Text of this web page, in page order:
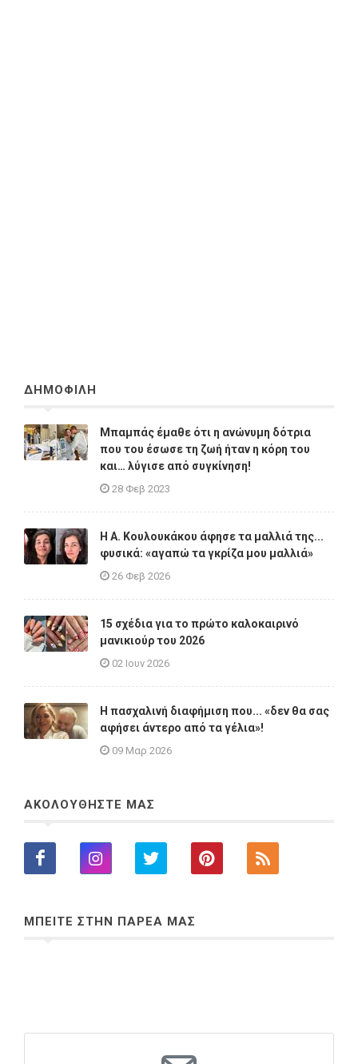
ΔΗΜΟΦΙΛΗ
Μπαμπάς έμαθε ότι η ανώνυμη δότρια
που του έσωσε τη ζωή ήταν η κόρη του
και… λύγισε από συγκίνηση!
28 Φεβ 2023
Η A. Κουλουκάκου άφησε τα μαλλιά της...
φυσικά: «αγαπώ τα γκρίζα μου μαλλιά»
26 Φεβ 2026
15 σχέδια για το πρώτο καλοκαιρινό
μανικιούρ του 2026
02 Ιουν 2026
Η πασχαλινή διαφήμιση που... «δεν θα σας
αφήσει άντερο από τα γέλια»!
09 Μαρ 2026
ΑΚΟΛΟΥΘΗΣΤΕ ΜΑΣ
ΜΠΕΙΤΕ ΣΤΗΝ ΠΑΡΕΑ ΜΑΣ